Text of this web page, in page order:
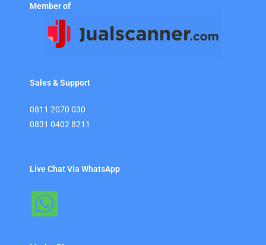
Member of
Sales & Support
0811 2070 030
0831 0402 8211
Live Chat Via WhatsApp